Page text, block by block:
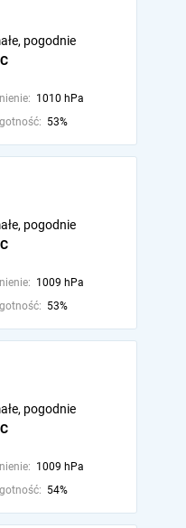
pogodnie
1010 hPa
53%
pogodnie
1009 hPa
53%
pogodnie
1009 hPa
54%